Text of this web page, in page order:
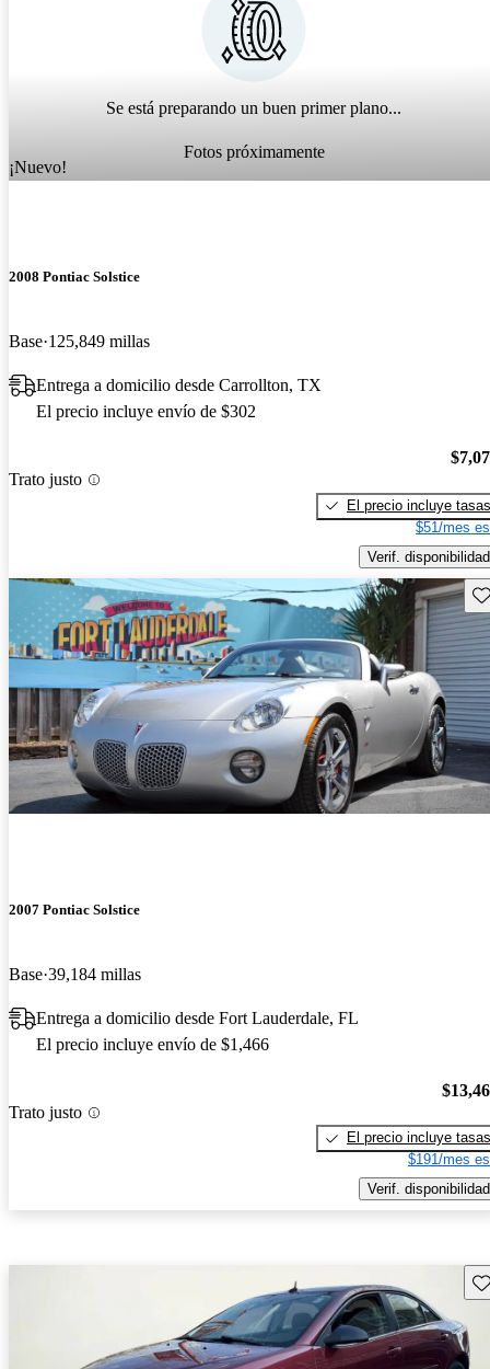
Se está preparando un buen primer plano...
Fotos próximamente
¡Nuevo!
2008 Pontiac Solstice
Base 125,849 millas
Entrega a domicilio desde Carrollton, TX
El precio incluye envío de $302
Trato justo
El precio incluye tasas
$51/mes
Verif. disponibilidad
2007 Pontiac Solstice
Base 39,184 millas
Entrega a domicilio desde Fort Lauderdale, FL
El precio incluye envío de $1,466
Trato justo
El precio incluye tasas
$191/mes
Verif. disponibilidad